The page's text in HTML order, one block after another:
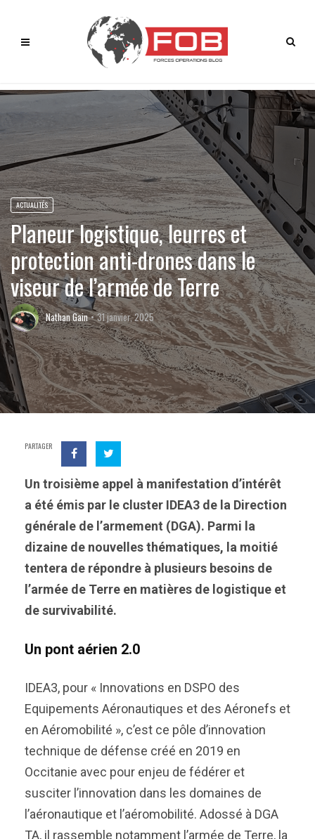
ACTUALITÉS
Planeur logistique, leurres et
protection anti-drones dans le
viseur de l’armée de Terre
Nathan Gain 31 janvier, 2025
PARTAGER
Un troisième appel à manifestation d’intérêt
a été émis par le cluster IDEA3 de la Direction
générale de l’armement (DGA). Parmi la
dizaine de nouvelles thématiques, la moitié
tentera de répondre à plusieurs besoins de
l’armée de Terre en matières de logistique et
de survivabilité.
Un pont aérien 2.0
IDEA3, pour « Innovations en DSPO des
Equipements Aéronautiques et des Aéronefs et
en Aéromobilité », c’est ce pôle d’innovation
technique de défense créé en 2019 en
Occitanie avec pour enjeu de fédérer et
susciter l’innovation dans les domaines de
l’aéronautique et l’aéromobilité. Adossé à DGA
TA, il rassemble notamment l’armée de Terre, la